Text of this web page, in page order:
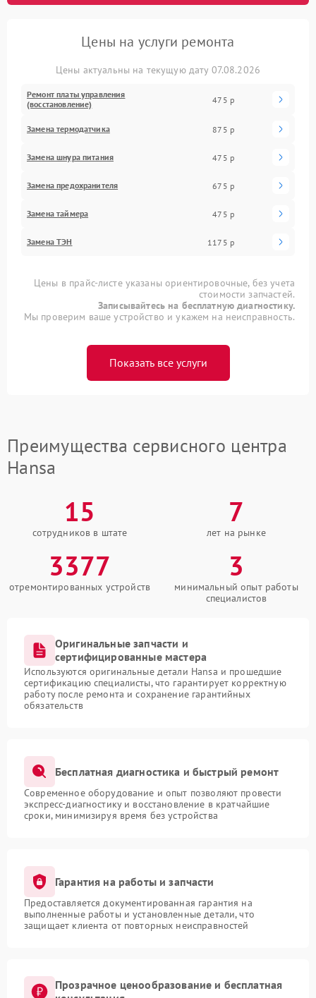
Цены на услуги ремонта
Цены актуальны на текущую дату 07.08.2026
Ремонт платы управления
(восстановление)
475 р
Замена термодатчика 875 р
Замена шнура питания 475 р
Замена предохранителя 675 р
Замена таймера 475 р
Замена ТЭН 1175 р
Цены в прайс-листе указаны ориентировочные, без учета
стоимости запчастей.
Записывайтесь на бесплатную диагностику.
Мы проверим ваше устройство и укажем на неисправность.
Показать все услуги
Преимущества сервисного центра
Hansa
15
сотрудников в штате
7
лет на рынке
3377
отремонтированных устройств
3
минимальный опыт работы
специалистов
Оригинальные запчасти и
сертифицированные мастера
Используются оригинальные детали Hansa и прошедшие
сертификацию специалисты, что гарантирует корректную
работу после ремонта и сохранение гарантийных
обязательств
Бесплатная диагностика и быстрый ремонт
Современное оборудование и опыт позволяют провести
экспресс-диагностику и восстановление в кратчайшие
сроки, минимизируя время без устройства
Гарантия на работы и запчасти
Предоставляется документированная гарантия на
выполненные работы и установленные детали, что
защищает клиента от повторных неисправностей
Прозрачное ценообразование и бесплатная